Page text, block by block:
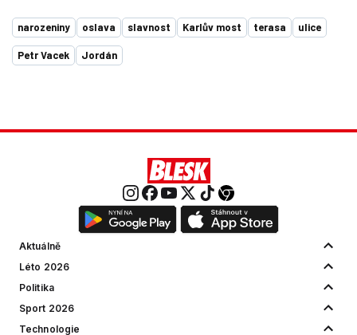
narozeniny oslava slavnost Karlův most terasa ulice
Petr Vacek Jordán
Aktuálně
Léto 2026
Politika
Sport 2026
Technologie